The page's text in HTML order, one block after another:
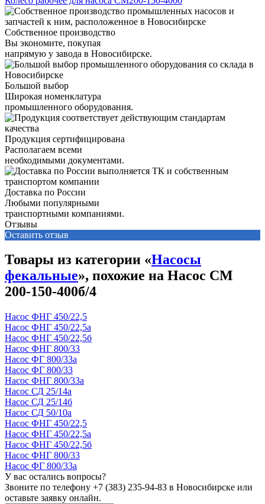
Собственное производство
Вы экономите, покупая
напрямую у завода в Новосибирске.
Большой выбор
Широкая номенклатура
промышленного оборудования.
Продукция сертифицирована
Располагаем всеми
необходимыми документами.
Доставка по России
Любыми популярными
транспортными компаниями.
Отзывы
Оставить отзыв
Товары из категории «Насосы
фекальные», похожие на Насос СМ
200-150-400б/4
Насос ФНГ 450/22,5
Насос ФНГ 450/22,5а
Насос ФНГ 450/22,5б
Насос ФНГ 800/33
Насос ФГ 800/33а
Насос ФГ 800/33
Насос ФНГ 800/33а
Насос СД 25/14а
Насос СД 25/14б
Насос СД 50/10а
Насос ФНГ 450/22,5
Насос ФНГ 450/22,5а
Насос ФНГ 450/22,5б
Насос ФНГ 800/33
Насос ФГ 800/33а
У вас остались вопросы?
Звоните по телефону +7 (383) 235-94-83 в Новосибирске или
оставьте заявку онлайн.